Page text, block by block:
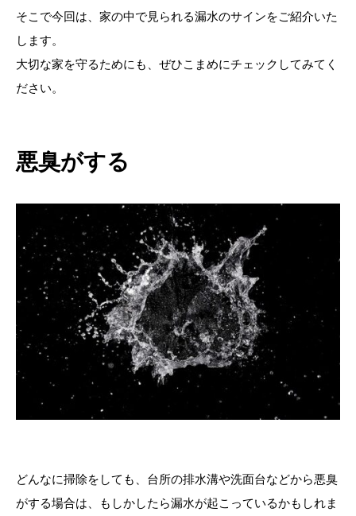
そこで今回は、家の中で見られる漏水のサインをご紹介いた
します。
大切な家を守るためにも、ぜひこまめにチェックしてみてく
ださい。
悪臭がする
どんなに掃除をしても、台所の排水溝や洗面台などから悪臭
がする場合は、もしかしたら漏水が起こっているかもしれま